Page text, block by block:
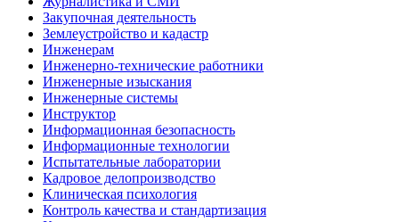
Закупочная деятельность
Землеустройство и кадастр
Инженерам
Инженерно-технические работники
Инженерные изыскания
Инженерные системы
Инструктор
Информационная безопасность
Информационные технологии
Испытательные лаборатории
Кадровое делопроизводство
Клиническая психология
Контроль качества и стандартизация